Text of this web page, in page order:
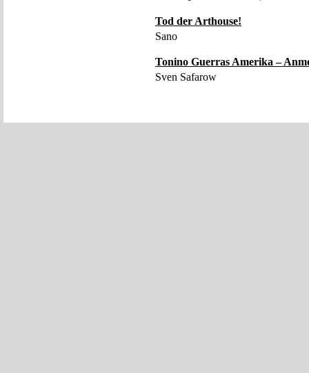
Tod der Arthouse!
Sano
Tonino Guerras Amerika –
Sven Safarow